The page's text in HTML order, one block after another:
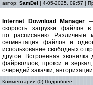
автор: SamDel | 4-05-2025, 09:57 |
Internet Download Manager
скорость загрузки файлов
по расписанию. Различные
сегментация файлов и
использование свободных
другое. Встроенная
файрволлов, прокси и
очередей закачки,
Комментарии (0) Подробнее